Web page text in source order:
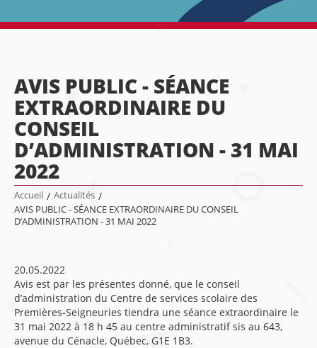
AVIS PUBLIC - SÉANCE
EXTRAORDINAIRE DU
CONSEIL
D’ADMINISTRATION - 31 MAI
2022
Accueil / Actualités /
AVIS PUBLIC - SÉANCE EXTRAORDINAIRE DU CONSEIL
D’ADMINISTRATION - 31 MAI 2022
20.05.2022
Avis est par les présentes donné, que le conseil
d’administration du Centre de services scolaire des
Premières-Seigneuries tiendra une séance extraordinaire le
31 mai 2022 à 18 h 45 au centre administratif sis au 643,
avenue du Cénacle, Québec, G1E 1B3.